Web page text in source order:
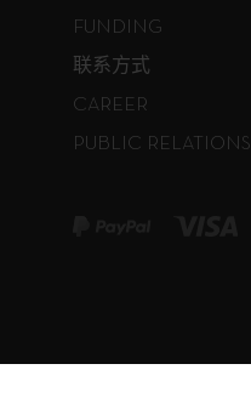
FUNDING
联系方式
CAREER
PUBLIC RELATIONS